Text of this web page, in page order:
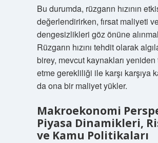
Bu durumda, rüzgarın hızının
değerlendirirken, fırsat maliyeti
dengesizlikleri göz önüne
Rüzgarın hızını tehdit olarak
birey, mevcut kaynakları
etme gerekliliği ile karşı karşıya
da ona bir maliyet yükler.
Makroekonomi
Piyasa Dinamikleri,
ve Kamu Politikaları